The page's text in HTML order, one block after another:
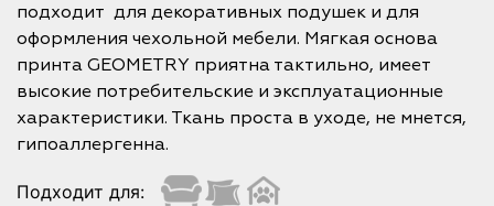
подходит для декоративных подушек и для
оформления чехольной мебели. Мягкая основа
принта GEOMETRY приятна тактильно, имеет
высокие потребительские и эксплуатационные
характеристики. Ткань проста в уходе, не мнется,
гипоаллергенна.
Подходит для: